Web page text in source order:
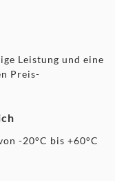
Leistung und eine
Preis-
-20°C bis +60°C